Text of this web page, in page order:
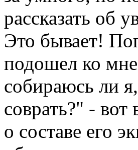
рассказать об
Это бывает!
подошел ко
собираюсь ли
соврать?" -
о составе его